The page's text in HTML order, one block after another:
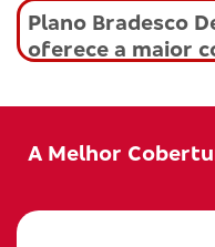
Plano Bradesco
oferece a maior
A Melhor